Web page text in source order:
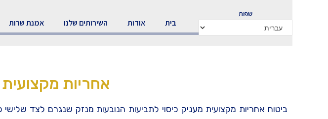
שפות
בית אודות השירותים שלנו אמנת שרות
אחריות
ביטוח אחריות מקצועית מעניק כיסוי לתביעות הנובעות מנזק שנגרם לצד